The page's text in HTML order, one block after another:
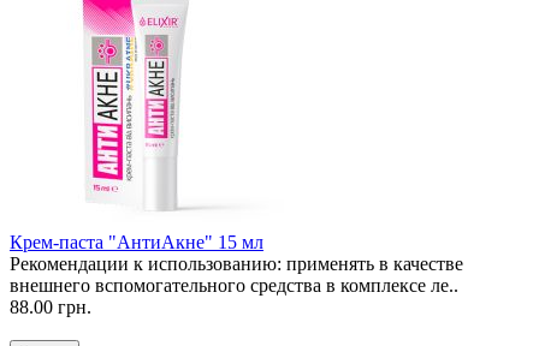
Крем-паста "АнтиАкне" 15 мл
Рекомендации к использованию: применять в качестве
внешнего вспомогательного средства в комплексе ле..
88.00 грн.